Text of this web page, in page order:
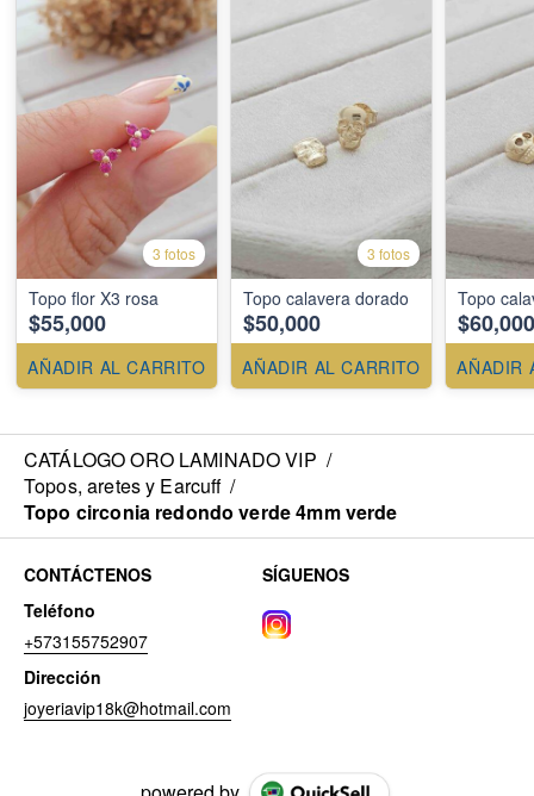
3 fotos
Topo flor X3 rosa
$55,000
AÑADIR AL CARRITO
3 fotos
Topo calavera dorado
$50,000
AÑADIR AL CARRITO
Topo
$60,000
AÑADIR
CATÁLOGO ORO LAMINADO VIP /
Topos, aretes y Earcuff /
Topo circonia redondo verde 4mm verde
CONTÁCTENOS
Teléfono
+573155752907
Dirección
joyeriavip18k@hotmail.com
SÍGUENOS